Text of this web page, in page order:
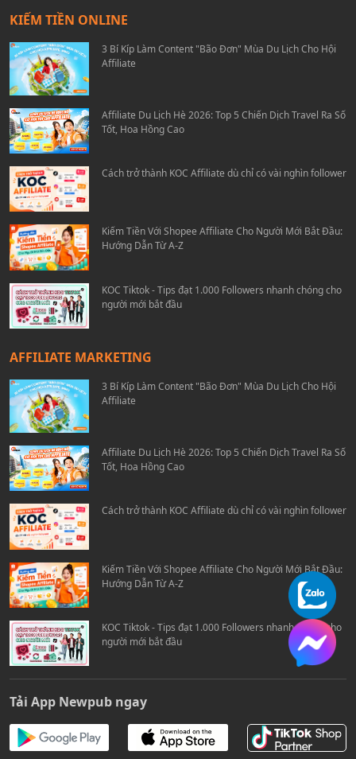
KIẾM TIỀN ONLINE
3 Bí Kíp Làm Content "Bão Đơn" Mùa Du Lịch Cho Hội
Affiliate
Affiliate Du Lịch Hè 2026: Top 5 Chiến Dịch Travel Ra Số
Tốt, Hoa Hồng Cao
Cách trở thành KOC Affiliate dù chỉ có vài nghìn follower
Kiếm Tiền Với Shopee Affiliate Cho Người Mới Bắt Đầu:
Hướng Dẫn Từ A-Z
KOC Tiktok - Tips đạt 1.000 Followers nhanh chóng cho
người mới bắt đầu
AFFILIATE MARKETING
3 Bí Kíp Làm Content "Bão Đơn" Mùa Du Lịch Cho Hội
Affiliate
Affiliate Du Lịch Hè 2026: Top 5 Chiến Dịch Travel Ra Số
Tốt, Hoa Hồng Cao
Cách trở thành KOC Affiliate dù chỉ có vài nghìn follower
Kiếm Tiền Với Shopee Affiliate Cho Người Mới Bắt Đầu:
Hướng Dẫn Từ A-Z
KOC Tiktok - Tips đạt 1.000 Followers nhanh chóng cho
người mới bắt đầu
Tải App Newpub ngay